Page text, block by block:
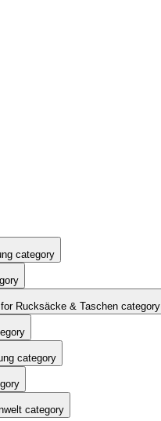
category
Rucksäcke & Taschen category
category
category